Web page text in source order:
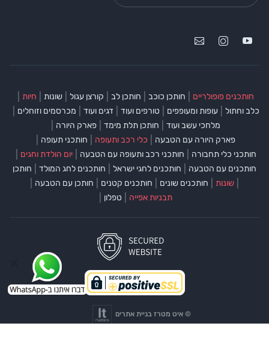
חותכנים פופולריים חותכן כוכב חותכן לב קורצן עגול שונות חיות
כלב וחתול עופות ומעופפים טורפים ועוד דגים ועוד מכרסמים וזוחלים
מלחכי עשב ועוד חותכן תלת מימד פארק היורה
פארק היורה עם הטבעה כלי רכב ותעופה חותכני תעופה
חותכני כלי תחבורה חותכני רכב ותעופה עם הטבעה יום הולדת וחגים
חותכנים עם הטבעה חותכנים לחגי ישראל חותכנים לחג המולד חותכן
שונות חותכנים שונים חותכנים קטנים חותכן עם הטבעה
תבניות אפייה טפלון
© איט מטרז בניית אתרים